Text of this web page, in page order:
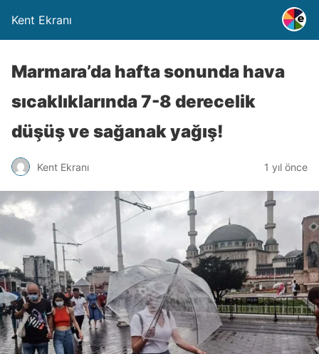
Kent Ekranı
Marmara’da hafta sonunda hava
sıcaklıklarında 7-8 derecelik
düşüş ve sağanak yağış!
Kent Ekranı 1 yıl önce